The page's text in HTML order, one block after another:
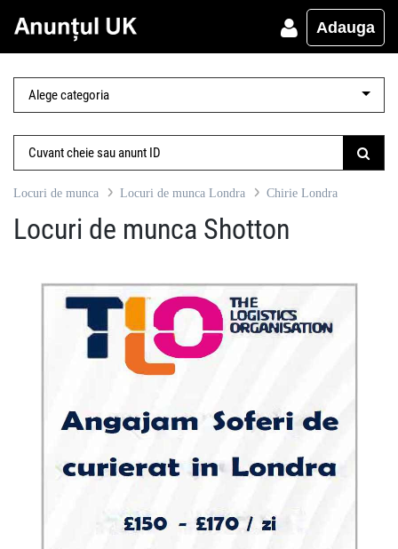
Adauga
Locuri de munca Locuri de munca Londra Chirie Londra
Locuri de munca Shotton